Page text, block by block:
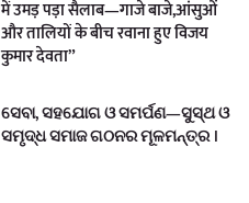
में उमड़ पड़ा सैलाब—गाजे बाजे,आंसुओं
और तालियों के बीच रवाना हुए विजय
कुमार देवता”
ସେବା, ସହଯୋଗ ଓ ସମର୍ପଣ—ସୁସ୍ଥ ଓ
ସମୃଦ୍ଧ ସମାଜ ଗଠନର ମୂଳମନ୍ତ୍ର ।